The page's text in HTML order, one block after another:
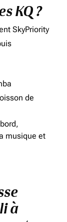
KQ ?
SkyPriority
de
musique et
à